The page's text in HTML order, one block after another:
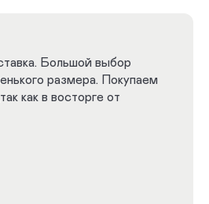
Большой выбор
размера. Покупаем
как в восторге от